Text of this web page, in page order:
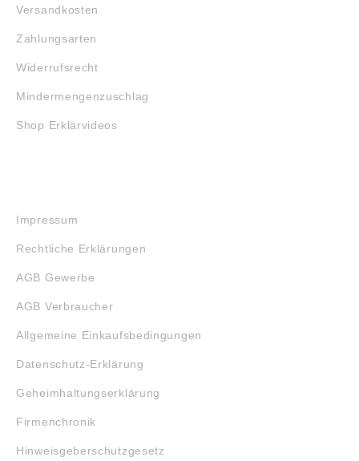
Versandkosten
Zahlungsarten
Widerrufsrecht
Mindermengenzuschlag
Shop Erklärvideos
Impressum
Rechtliche Erklärungen
AGB Gewerbe
AGB Verbraucher
Allgemeine Einkaufsbedingungen
Datenschutz-Erklärung
Geheimhaltungserklärung
Firmenchronik
Hinweisgeberschutzgesetz